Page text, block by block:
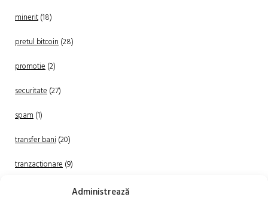
Administrează
minerit(18)
pretul bitcoin(28)
promotie(2)
securitate(27)
spam(1)
transfer bani(20)
tranzactionare(9)
(20)